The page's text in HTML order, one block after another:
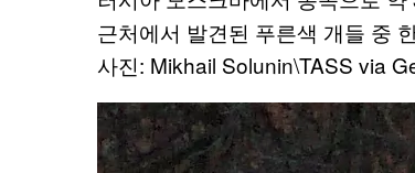
근처에서 발견된 푸른색 개들 중
사진: Mikhail Solunin\TASS via